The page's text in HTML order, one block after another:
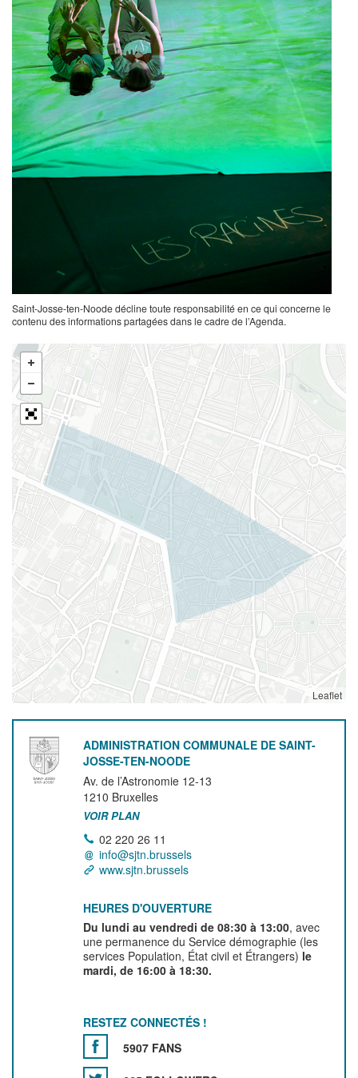
Saint-Josse-ten-Noode décline toute responsabilité en ce qui concerne le
contenu des informations partagées dans le cadre de l’Agenda.
Leaflet
ADMINISTRATION COMMUNALE DE SAINT-
JOSSE-TEN-NOODE
Av. de l’Astronomie 12-13
1210 Bruxelles
VOIR PLAN
02 220 26 11
info@sjtn.brussels
www.sjtn.brussels
HEURES D'OUVERTURE
Du lundi au vendredi de 08:30 à 13:00, avec
une permanence du Service démographie (les
services Population, État civil et Étrangers) le
mardi, de 16:00 à 18:30.
RESTEZ CONNECTÉS !
5907 FANS